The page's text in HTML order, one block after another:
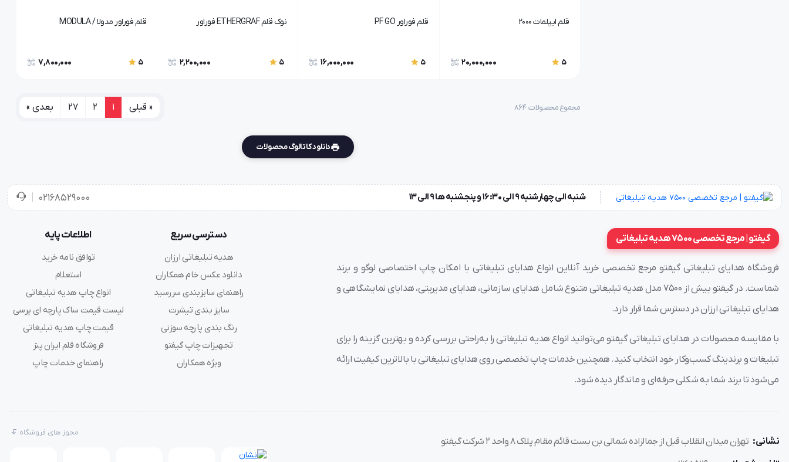
قلم ایپلمات 2000
5
20,000,000
قلم فوراور PF GO
5
16,000,000
نوک قلم ETHERGRAF فوراور
5
2,200,000
قلم فوراور مدولا / MODULA
5
7,800,000
مجموع محصولات: ۸۶۴ « قبلی 1
2
27 بعدی »
دانلود کاتالوگ محصولات
شنبه الی چهارشنبه 9 الی 16:30 و پنجشنبه ها 9 الی 13 02168529000
گیفتو | مرجع تخصصی 7500 هدیه تبلیغاتی
فروشگاه هدایای تبلیغاتی گیفتو مرجع تخصصی خرید آنلاین انواع هدایای تبلیغاتی با امکان چاپ اختصاصی لوگو و برند
شماست. در گیفتو بیش از ۷۵۰۰ مدل هدیه تبلیغاتی متنوع شامل هدایای سازمانی، هدایای مدیریتی، هدایای نمایشگاهی و
هدایای تبلیغاتی ارزان در دسترس شما قرار دارد.
با مقایسه محصولات در هدایای تبلیغاتی گیفتو می‌توانید انواع هدیه تبلیغاتی را به‌راحتی بررسی کرده و بهترین گزینه را برای
تبلیغات و برندینگ کسب‌وکار خود انتخاب کنید. همچنین خدمات چاپ تخصصی روی هدایای تبلیغاتی با بالاترین کیفیت ارائه
می‌شود تا برند شما به شکلی حرفه‌ای و ماندگار دیده شود.
دسترسی سریع
هدیه تبلیغاتی ارزان
دانلود عکس خام همکاران
راهنمای سایزبندی سررسید
سایز بندی تیشرت
رنگ بندی پارچه سوزنی
تجهیزات چاپ گیفتو
ویژه همکاران
اطلاعات پایه
توافق نامه خرید
استعلام
انواع چاپ هدیه تبلیغاتی
لیست قیمت ساک پارچه ای پرسی
قیمت چاپ هدیه تبلیغاتی
فروشگاه قلم ایران پنز
راهنمای خدمات چاپ
نشانی: تهران میدان انقلاب قبل از جمالزاده شمالی بن بست قائم مقام پلاک 8 واحد 2 شرکت گیفتو
مجوز های فروشگاه